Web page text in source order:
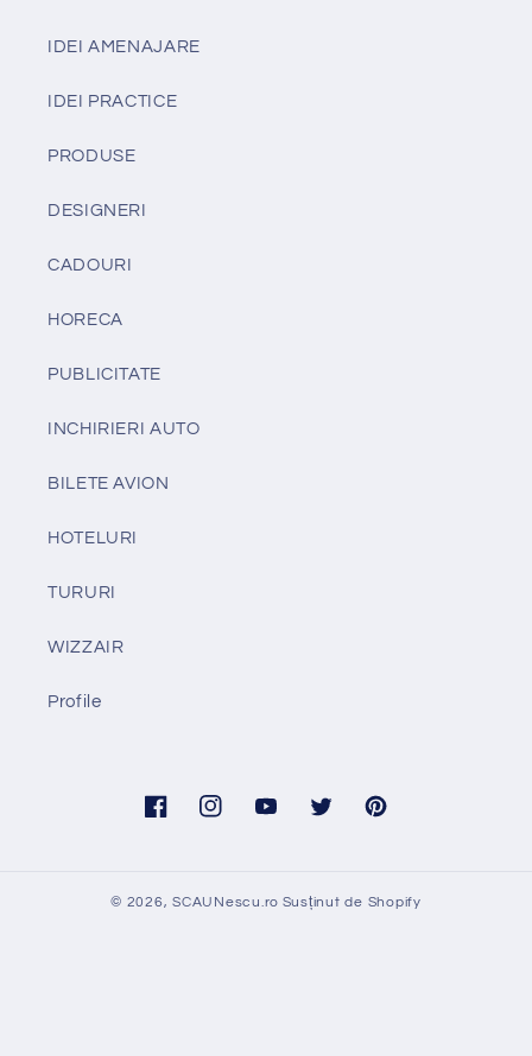
IDEI AMENAJARE
IDEI PRACTICE
PRODUSE
DESIGNERI
CADOURI
HORECA
PUBLICITATE
INCHIRIERI AUTO
BILETE AVION
HOTELURI
TURURI
WIZZAIR
Profile
FacebookInstagramYouTubeTwitter Pinterest
© 2026,SCAUNescu.ro Susținut de Shopify